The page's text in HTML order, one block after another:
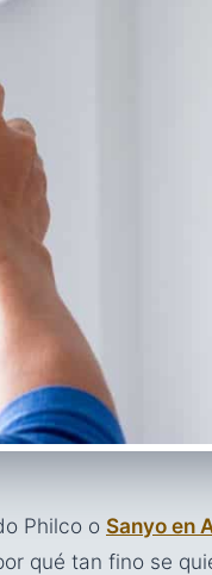
Philco o Sanyo en
qué tan fino se